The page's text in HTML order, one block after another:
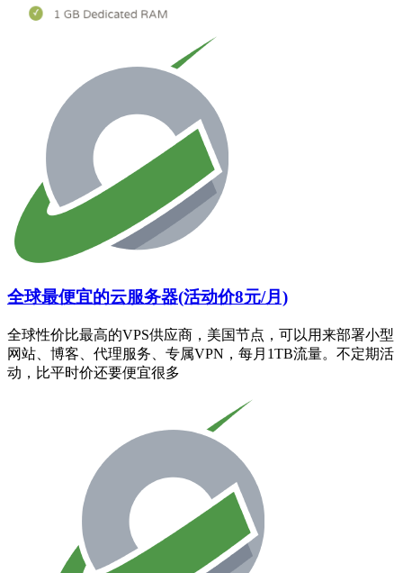
全球最便宜的云服务器(活动价8元/月)
全球性价比最高的VPS供应商，美国节点，可以用来部署小型
网站、博客、代理服务、专属VPN，每月1TB流量。不定期活
动，比平时价还要便宜很多